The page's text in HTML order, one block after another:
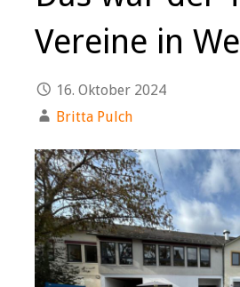
Vereine in
16. Oktober 2024
Britta Pulch